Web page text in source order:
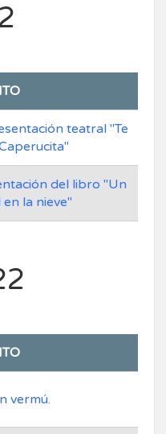
teatral "Te
del libro "Un
la nieve"
vermú.